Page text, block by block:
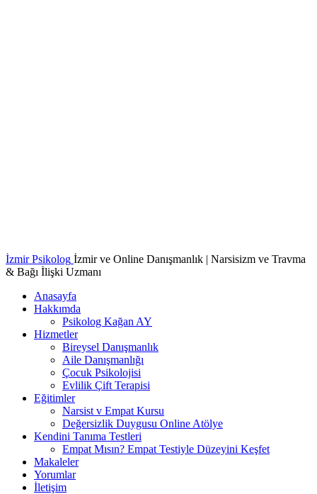
İzmir Psikolog İzmir ve Online Danışmanlık | Narsisizm ve Travma
& Bağı İlişki Uzmanı
Anasayfa
Hakkımda
Psikolog Kağan AY
Hizmetler
Bireysel Danışmanlık
Aile Danışmanlığı
Çocuk Psikolojisi
Evlilik Çift Terapisi
Eğitimler
Narsist v Empat Kursu
Değersizlik Duygusu Online Atölye
Kendini Tanıma Testleri
Empat Mısın? Empat Testiyle Düzeyini Keşfet
Makaleler
Yorumlar
İletişim